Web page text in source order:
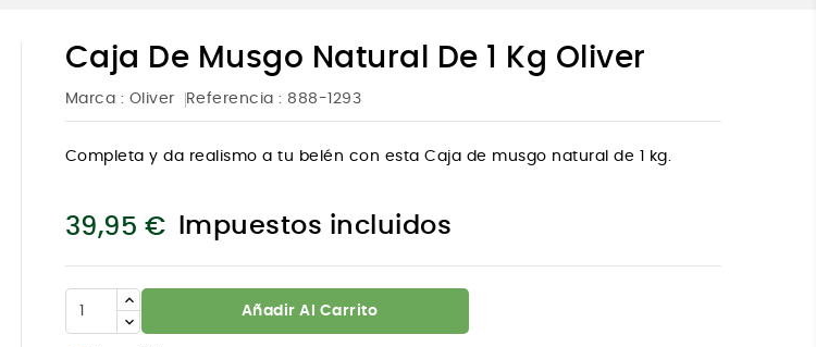
Caja De Musgo Natural De 1 Kg Oliver
Marca : Oliver Referencia : 888-1293
Completa y da realismo a tu belén con esta Caja de musgo natural de 1 kg.
39,95 € Impuestos incluidos
Añadir Al Carrito